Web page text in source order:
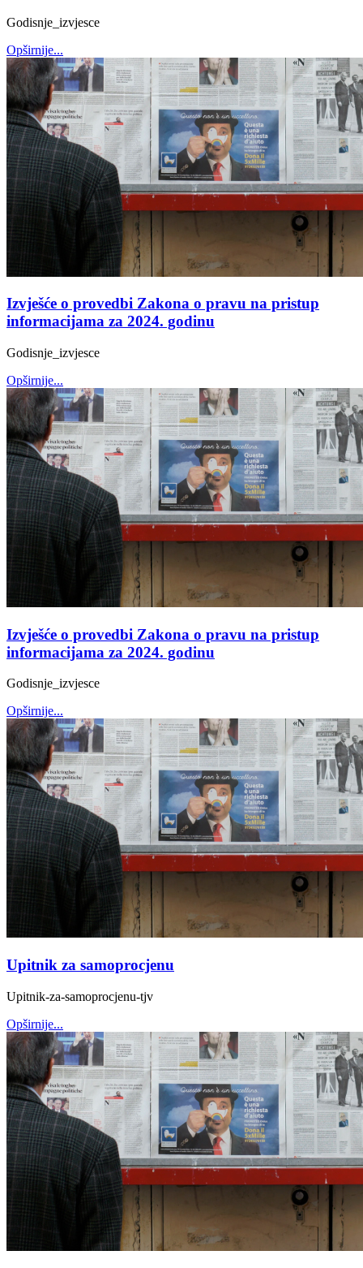
Godisnje_izvjesce
Opširnije...
Izvješće o provedbi Zakona o pravu na pristup
informacijama za 2024. godinu
Godisnje_izvjesce
Opširnije...
Izvješće o provedbi Zakona o pravu na pristup
informacijama za 2024. godinu
Godisnje_izvjesce
Opširnije...
Upitnik za samoprocjenu
Upitnik-za-samoprocjenu-tjv
Opširnije...